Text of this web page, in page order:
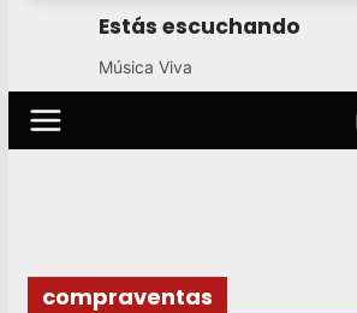
Estás escuchando
Música Viva
compraventas